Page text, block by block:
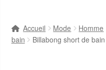
Accueil Mode Homme
bain
Billabong short de